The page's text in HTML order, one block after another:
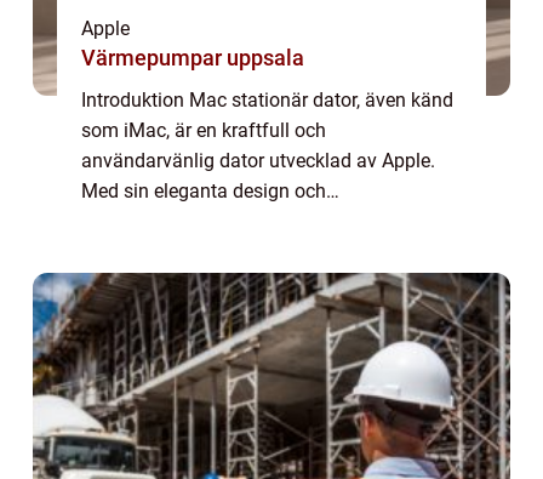
Apple
Värmepumpar uppsala
Introduktion Mac stationär dator, även känd
som iMac, är en kraftfull och
användarvänlig dator utvecklad av Apple.
Med sin eleganta design och
valen för både privatpersoner och ...